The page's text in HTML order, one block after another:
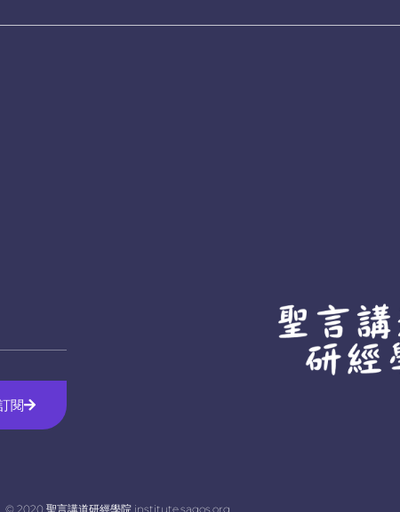
閱
© 2020 聖言講道研經學院 institute.sagos.org